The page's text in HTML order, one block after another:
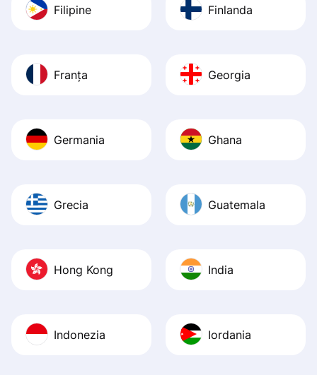
Filipine Finlanda
Franța Georgia
Germania Ghana
Grecia Guatemala
Hong Kong India
Indonezia Iordania